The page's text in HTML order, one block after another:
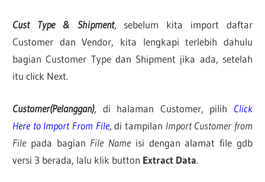
Cust Type & Shipment, sebelum kita import daftar
Customer dan Vendor, kita lengkapi terlebih dahulu
bagian Customer Type dan Shipment jika ada, setelah
itu click Next.
Customer(Pelanggan), di halaman Customer, pilih Click
Here to Import From File, di tampilan Import Customer from
Filepada bagian File Nameisi dengan alamat file gdb
versi 3 berada, lalu klik button Extract Data.